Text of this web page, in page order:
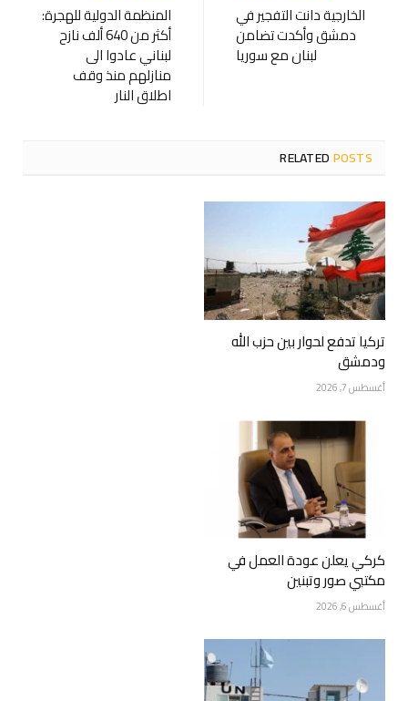
الخارجية دانت التفجير في
دمشق وأكدت تضامن
لبنان مع سوريا
المنظمة الدولية للهجرة:
أكثر من 640 ألف نازح
لبناني عادوا الى
منازلهم منذ وقف
اطلاق النار
RELATEDPOSTS
تركيا تدفع لحوار بين حزب الله
ودمشق
أغسطس 7, 2026
كركي يعلن عودة العمل في
مكتبي صور وتبنين
أغسطس 6, 2026